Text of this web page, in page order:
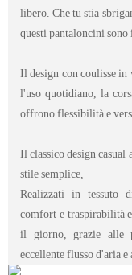
libero. Che tu stia
questi pantaloncini
Il design con coulisse in
l'uso quotidiano, la
offrono flessibilità e
Il classico design
stile semplice,
Realizzati in tessuto
comfort e traspirabilità
il giorno, grazie alle
eccellente flusso d'aria